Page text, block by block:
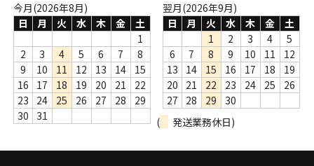
Webのみ no.2
Webのみ no.3
Webのみ no.4
売り切れ
今月(2026年8月)
日
月 火 水 木 金
土
1
2
3 4 5 6 7
8
9
10 11 12 13 14
15
16
17 18 19 20 21
22
23
24 25 26 27 28
29
30
31
翌月(2026年9月)
日
月 火 水 木 金
土
1
2 3 4
5
6
7 8 9 10 11
12
13
14 15 16 17 18
19
20
21 22 23 24 25
26
27
28 29
30
(
発送業務休日)